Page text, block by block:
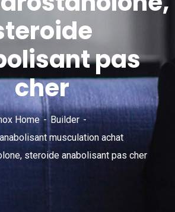
pas
cher
Home
Builder
musculation achat
steroide anabolisant pas cher